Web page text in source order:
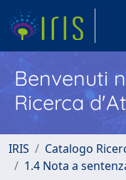
Benvenuti
Ricerca
IRIS Catalogo
1.4 Nota a